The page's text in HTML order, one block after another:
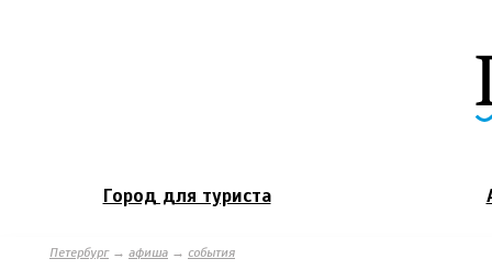
Город для туриста
Петербург→ афиша → события